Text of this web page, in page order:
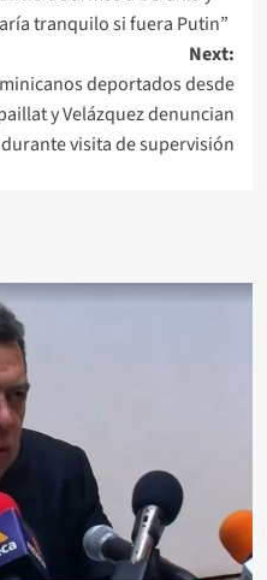
tranquilo si fuera Putin”
Next:
deportados desde
y Velázquez denuncian
visita de supervisión